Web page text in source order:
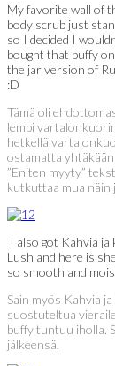
My favorite wall of
body scrub just
so I decided I
bought that buffy
the jar version of
:D
Tämä oli
lempi
hetkellä
ostamatta
”Eniten myyty”
kutkuttaa mua näin
I also got Kahvia ja
Lush and here is
so smooth and
Sain myös Kahvia
suostuteltua
buffy tuntuu iholla.
jälkeensä.